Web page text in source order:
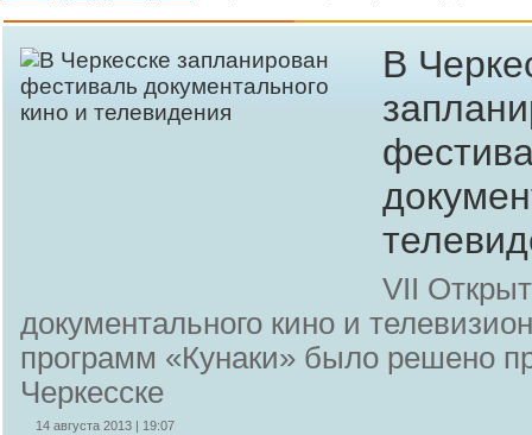
В
VII
документального кино и
программ «Кунаки» было решено
Черкесске
14 августа 2013 | 19:07